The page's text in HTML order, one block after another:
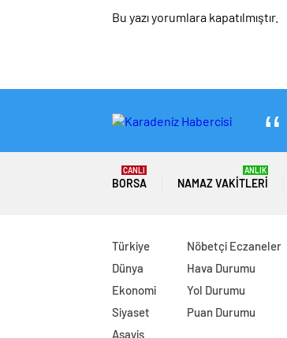
Bu yazı yorumlara kapatılmıştır.
BORSA
CANLI
NAMAZ VAKITLERI
ANLIK
Türkiye
Dünya
Ekonomi
Siyaset
Asayiş
Nöbetçi Eczaneler
Hava Durumu
Yol Durumu
Puan Durumu